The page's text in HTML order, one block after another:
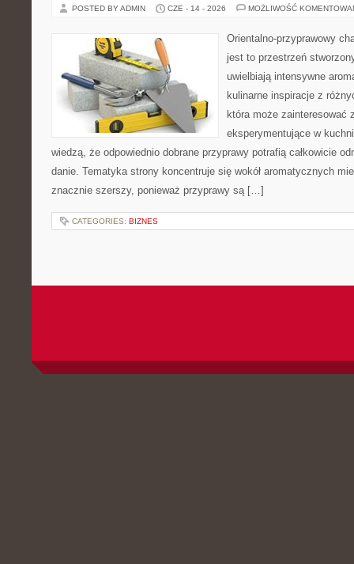
POSTED BY ADMIN CZE - 14 - 2026 MOŻLIWOŚĆ
Orientalno-przyprawowy
jest to przestrzeń
uwielbiają intensywne
kulinarne inspiracje z
która może zainteresować
eksperymentujące w
wiedzą, że odpowiednio dobrane przyprawy potrafią całkowicie
danie. Tematyka strony koncentruje się wokół aromatycznych
znacznie szerszy, ponieważ przyprawy są […]
CATEGORIES: BIZNES